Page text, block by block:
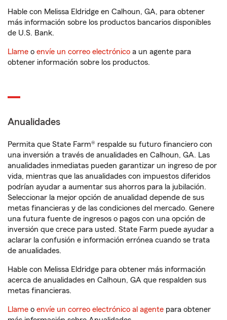
Hable con Melissa Eldridge en Calhoun, GA, para obtener
más información sobre los productos bancarios disponibles
de U.S. Bank.
Llame o envíe un correo electrónico a un agente para
obtener información sobre los productos.
Anualidades
Permita que State Farm® respalde su futuro financiero con
una inversión a través de anualidades en Calhoun, GA. Las
anualidades inmediatas pueden garantizar un ingreso de por
vida, mientras que las anualidades con impuestos diferidos
podrían ayudar a aumentar sus ahorros para la jubilación.
Seleccionar la mejor opción de anualidad depende de sus
metas financieras y de las condiciones del mercado. Genere
una futura fuente de ingresos o pagos con una opción de
inversión que crece para usted. State Farm puede ayudar a
aclarar la confusión e información errónea cuando se trata
de anualidades.
Hable con Melissa Eldridge para obtener más información
acerca de anualidades en Calhoun, GA que respalden sus
metas financieras.
Llame o envíe un correo electrónico al agente para obtener